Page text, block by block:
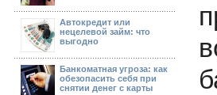
Автокредит или
нецелевой займ: что
выгодно
Банкоматная угроза: как
обезопасить себя при
снятии денег с карты